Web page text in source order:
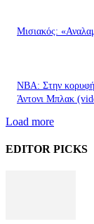
Μισιακός:
ΝΒΑ: Στην κορυφή
Άντονι Μπλακ
Load more
EDITOR PICKS